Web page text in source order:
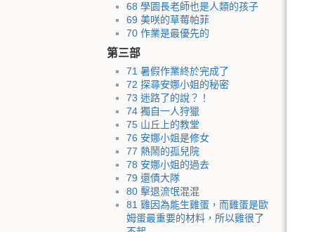
68 學園長老師也是人類的孩子
69 美咲的草莓帕菲
70 作業是最優先的
第三部
71 暑假作業終於完成了
72 探尋安娜小姐的秘密
73 迷路了的說？！
74 獨自一人狩獵
75 山丘上的教堂
76 安娜小姐是修女
77 熱鬧的孤兒院
78 安娜小姐的過去
79 還債大隊
80 擊退流氓混混
81 雞因為能生雞蛋，而雞蛋是歐
姆蛋最重要的材料，所以雞很了